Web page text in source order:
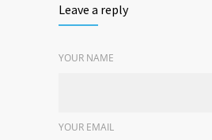
Leave a reply
YOUR NAME
YOUR EMAIL